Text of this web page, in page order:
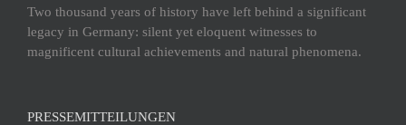
Two thousand years of history have left behind a significant
legacy in Germany: silent yet eloquent witnesses to
magnificent cultural achievements and natural phenomena.
PRESSEMITTEILUNGEN